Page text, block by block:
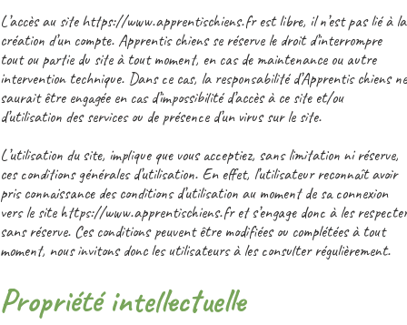
L’accès au site https://www.apprentischiens.fr est libre, il n’est pas lié à la
création d’un compte. Apprentis chiens se réserve le droit d’interrompre
tout ou partie du site à tout moment, en cas de maintenance ou autre
intervention technique. Dans ce cas, la responsabilité d’Apprentis chiens ne
saurait être engagée en cas d’impossibilité d’accès à ce site et/ou
d’utilisation des services ou de présence d’un virus sur le site.
L’utilisation du site, implique que vous acceptiez, sans limitation ni réserve,
ces conditions générales d’utilisation. En effet, l’utilisateur reconnaît avoir
pris connaissance des conditions d’utilisation au moment de sa connexion
vers le site https://www.apprentischiens.fr et s’engage donc à les respecter
sans réserve. Ces conditions peuvent être modifiées ou complétées à tout
moment, nous invitons donc les utilisateurs à les consulter régulièrement.
Propriété intellectuelle